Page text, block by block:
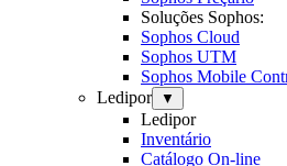
Soluções Sophos:
Sophos Cloud
Sophos UTM
Sophos Mobile
Ledipor
▼
Ledipor
Inventário
Catálogo On-line